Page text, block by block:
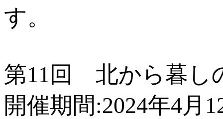
す。
第11回 北から暮し
開催期間:2024年4月